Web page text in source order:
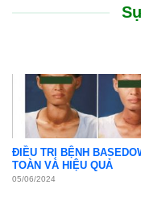
ĐIỀU TRỊ BỆNH
TOÀN VÀ HIỆU QUẢ
05/06/2024